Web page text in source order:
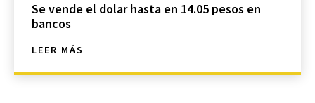
Se vende el dolar hasta en 14.05 pesos en
bancos
LEER MÁS